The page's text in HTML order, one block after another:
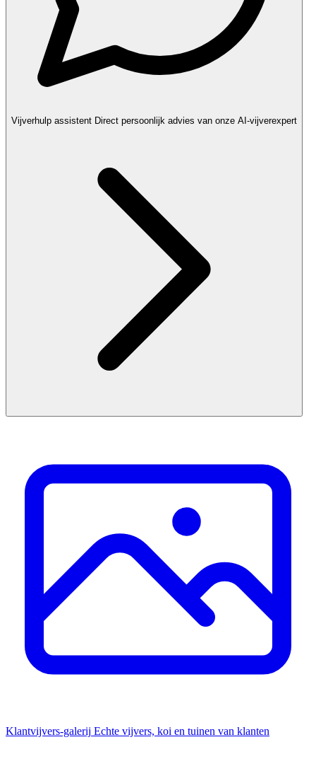
Vijverhulp assistent Direct persoonlijk advies van onze AI-vijverexpert
Klantvijvers-galerij Echte vijvers, koi en tuinen van klanten